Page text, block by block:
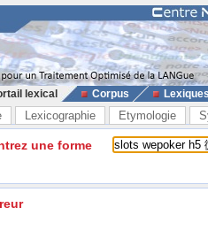
lexical Corpus
Lexicographie Etymologie
une forme